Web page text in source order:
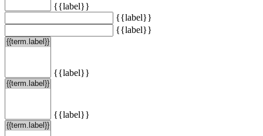
{{label}}
{{label}}
{{label}}
{{label}}
{{label}}